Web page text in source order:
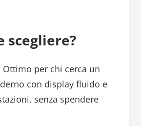
scegliere?
Ottimo per chi cerca un
con display fluido e
senza spendere